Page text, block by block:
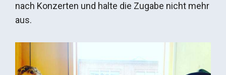
nach Konzerten und halte die Zugabe nicht mehr
aus.